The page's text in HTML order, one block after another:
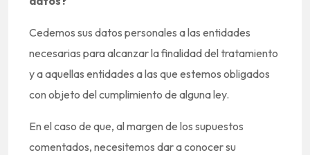
Cedemos sus datos personales a las entidades
necesarias para alcanzar la finalidad del tratamiento
y a aquellas entidades a las que estemos obligados
con objeto del cumplimiento de alguna ley.
En el caso de que, al margen de los supuestos
comentados, necesitemos dar a conocer su